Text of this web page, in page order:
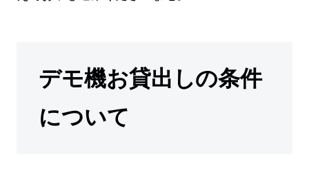
デモ機お貸出しの条件
について